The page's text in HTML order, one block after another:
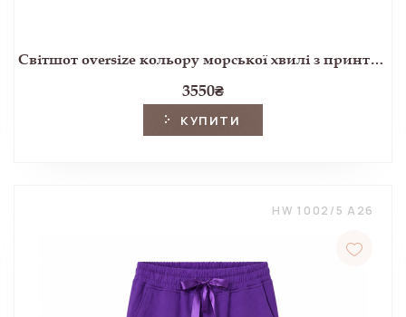
Світшот oversize кольору морської хвилі з принтом Attleton
3550₴
КУПИТИ
HW 1002/5 A26